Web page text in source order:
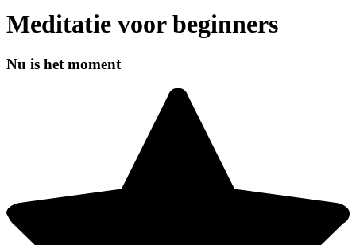
Meditatie voor beginners
Nu is het moment